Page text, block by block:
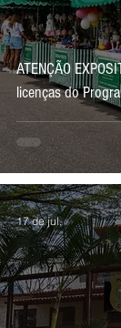
ATENÇÃO
licenças do
17 de jul.